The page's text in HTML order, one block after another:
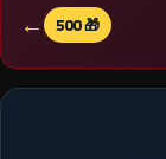
🎁 500
←